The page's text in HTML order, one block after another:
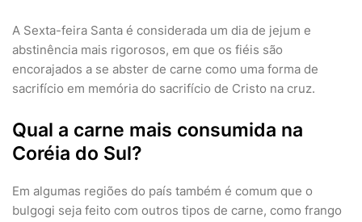
A Sexta-feira Santa é considerada um dia de jejum e
abstinência mais rigorosos, em que os fiéis são
encorajados a se abster de carne como uma forma de
sacrifício em memória do sacrifício de Cristo na cruz.
Qual a carne mais consumida na
Coréia do Sul?
Em algumas regiões do país também é comum que o
bulgogi seja feito com outros tipos de carne, como frango